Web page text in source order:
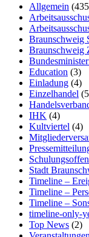
Allgemein
Braunschweig
Braunschweig
Education (3)
Einladung (4)
Einzelhandel
IHK (4)
Kultviertel (4)
Stadt
Timeline –
Timeline –
Timeline –
timeline-only-
Top News (2)